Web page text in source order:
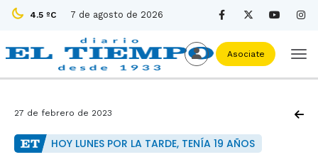
4.5 ºC 7 de agosto de 2026
Asociate
27 de febrero de 2023
HOY LUNES POR LA TARDE, TENÍA 19 AÑOS